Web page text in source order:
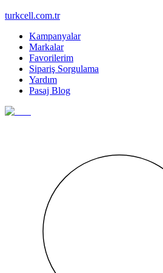
turkcell.com.tr
Kampanyalar
Markalar
Favorilerim
Sipariş Sorgulama
Yardım
Pasaj Blog